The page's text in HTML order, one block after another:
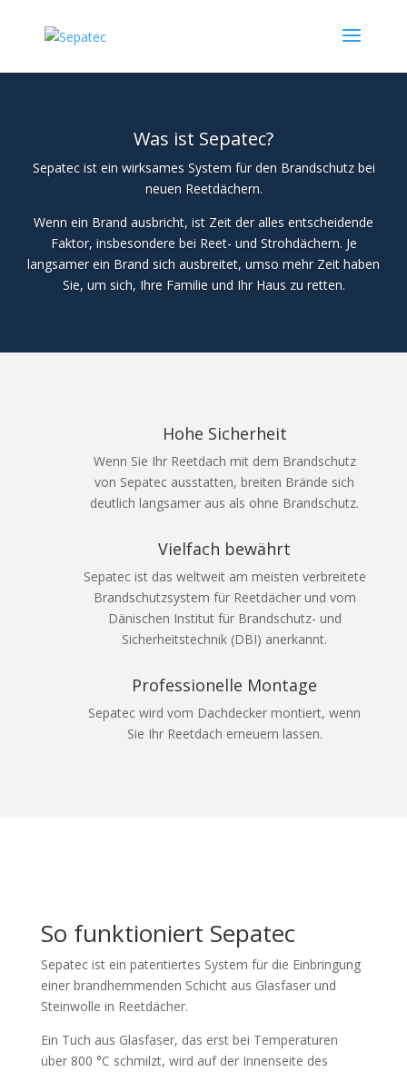
Was ist Sepatec?
Sepatec ist ein wirksames System für den Brandschutz bei
neuen Reetdächern.
Wenn ein Brand ausbricht, ist Zeit der alles entscheidende
Faktor, insbesondere bei Reet- und Strohdächern. Je
langsamer ein Brand sich ausbreitet, umso mehr Zeit haben
Sie, um sich, Ihre Familie und Ihr Haus zu retten.
Hohe Sicherheit
Wenn Sie Ihr Reetdach mit dem Brandschutz
von Sepatec ausstatten, breiten Brände sich
deutlich langsamer aus als ohne Brandschutz.
Vielfach bewährt
Sepatec ist das weltweit am meisten verbreitete
Brandschutzsystem für Reetdächer und vom
Dänischen Institut für Brandschutz- und
Sicherheitstechnik (DBI) anerkannt.
Professionelle Montage
Sepatec wird vom Dachdecker montiert, wenn
Sie Ihr Reetdach erneuern lassen.
So funktioniert Sepatec
Sepatec ist ein patentiertes System für die Einbringung
einer brandhemmenden Schicht aus Glasfaser und
Steinwolle in Reetdächer.
Ein Tuch aus Glasfaser, das erst bei Temperaturen
über 800 °C schmilzt, wird auf der Innenseite des